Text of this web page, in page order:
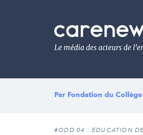
Le
média
de
l'engagement
Par Fondation du Collège
#ODD 04 : ÉDUCATION